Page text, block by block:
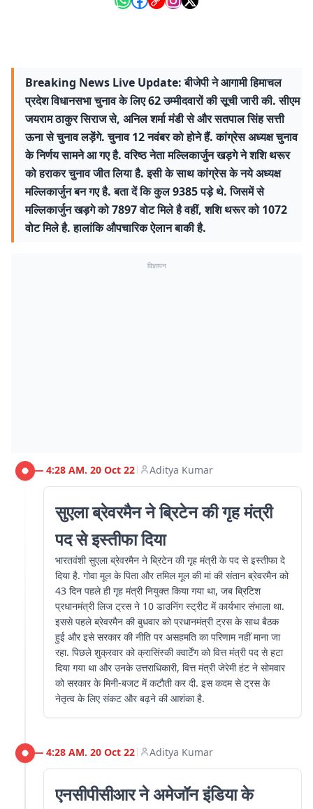
Breaking News Live Update: बीजेपी ने आगामी हिमाचल
प्रदेश विधानसभा चुनाव के लिए 62 उम्मीदवारों की सूची जारी की. सीएम
जयराम ठाकुर सिराज से, अनिल शर्मा मंडी से और सतपाल सिंह सत्ती
ऊना से चुनाव लड़ेंगे. चुनाव 12 नवंबर को होने हैं. कांग्रेस अध्यक्ष चुनाव
के निर्णय सामने आ गए है. वरिष्ठ नेता मल्लिकार्जुन खड़गे ने शशि थरूर
को हराकर चुनाव जीत लिया है. इसी के साथ कांग्रेस के नये अध्यक्ष
मल्लिकार्जुन बन गए है. बता दें कि कुल 9385 पड़े थे. जिसमें से
मल्लिकार्जुन खड़गे को 7897 वोट मिले है वहीं, शशि थरूर को 1072
वोट मिले है. हालांकि औपचारिक ऐलान बाकी है.
विज्ञापन
4:28 AM. 20 Oct 22| Aditya Kumar
सुएला ब्रेवरमैन ने ब्रिटेन की गृह मंत्री
पद से इस्तीफा दिया
भारतवंशी सुएला ब्रेवरमैन ने ब्रिटेन की गृह मंत्री के पद से इस्तीफा दे
दिया है. गोवा मूल के पिता और तमिल मूल की मां की संतान ब्रेवरमैन को
43 दिन पहले ही गृह मंत्री नियुक्त किया गया था, जब ब्रिटिश
प्रधानमंत्री लिज ट्रस ने 10 डाउनिंग स्ट्रीट में कार्यभार संभाला था.
इससे पहले ब्रेवरमैन की बुधवार को प्रधानमंत्री ट्रस के साथ बैठक
हुई और इसे सरकार की नीति पर असहमति का परिणाम नहीं माना जा
रहा. पिछले शुक्रवार को क्रासिंस्की क्वार्टेंग को वित्त मंत्री पद से हटा
दिया गया था और उनके उत्तराधिकारी, वित्त मंत्री जेरेमी हंट ने सोमवार
को सरकार के मिनी-बजट में कटौती कर दी. इस कदम से ट्रस के
नेतृत्व के लिए संकट और बढ़ने की आशंका है.
4:28 AM. 20 Oct 22| Aditya Kumar
एनसीपीसीआर ने अमेजॉन इंडिया के